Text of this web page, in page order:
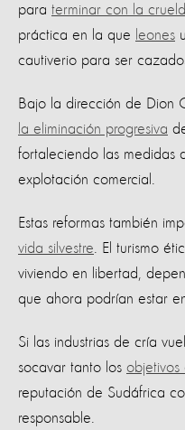
para terminar con la
práctica en la que leones
cautiverio para ser
Bajo la dirección de Dion
la eliminación progresiva
fortaleciendo las medidas
explotación comercial.
Estas reformas también
vida silvestre . El turismo
viviendo en libertad,
que ahora podrían estar
Si las industrias de cría
socavar tanto los objetivos
reputación de Sudáfrica
responsable.